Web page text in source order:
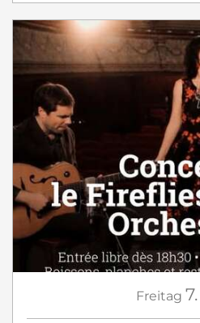
Freitag 7.